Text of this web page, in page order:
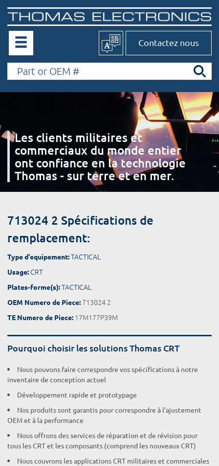
Contactez nous
Les clients militaires et
commerciaux du monde entier
ont confiance en la technologie
Thomas - sur terre et en mer.
713024 2 Spécifications de
remplacement:
Type d'equipement:TACTICAL
Usage: CRT
Plates-forme(s):TACTICAL
OEM Numero de Piece: 713024 2
TE Numero de Piece: 17M177P39M
Pourquoi choisir les solutions Thomas CRT
Nous pouvons faire correspondre vos spécifications à notre
inventaire de conception actuel
Développement rapide et prototypage
Nos produits sont garantis pour correspondre à l'ajustement
OEM et à la performance
Nous offrons des services de réparation et de révision pour
tous les CRT et les composants (comprend les nouveaux CRT)
Nous couvrons les applications CRT militaires et commerciales